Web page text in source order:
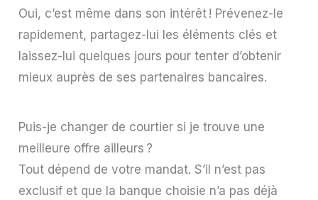
Oui, c’est même dans son intérêt ! Prévenez-le
rapidement, partagez-lui les éléments clés et
laissez-lui quelques jours pour tenter d’obtenir
mieux auprès de ses partenaires bancaires.
Puis-je changer de courtier si je trouve une
meilleure offre ailleurs ?
Tout dépend de votre mandat. S’il n’est pas
exclusif et que la banque choisie n’a pas déjà